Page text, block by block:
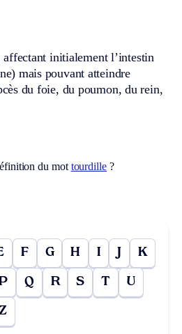
initialement l’intestin
mais pouvant atteindre
du foie, du poumon, du rein,
du mot tourdille?
F G H I J K
Q R S T U